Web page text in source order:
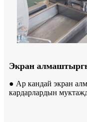
Экран
● Ар кандай экран
кардарлардын